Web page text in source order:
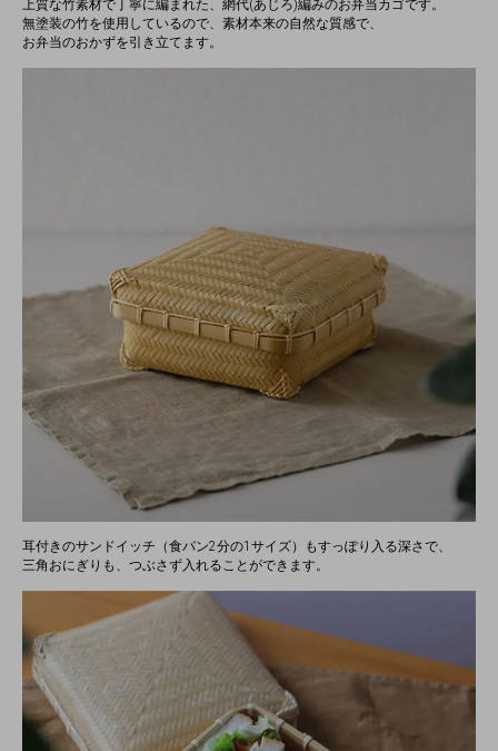
上質な竹素材で丁寧に編まれた、網代(あじろ)編みのお弁当カゴです。
無塗装の竹を使用しているので、素材本来の自然な質感で、
お弁当のおかずを引き立てます。
耳付きのサンドイッチ（食パン2分の1サイズ）もすっぽり入る深さで、
三角おにぎりも、つぶさず入れることができます。